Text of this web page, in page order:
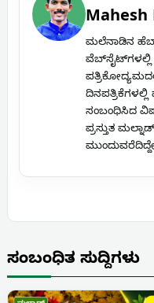
Mahesh
ಮಲೆನಾಡಿನ
ವೆಬ್‌ಸೈಟ್‌ಗಳಲ್ಲಿ
ಸಂಬಂಧಿಸಿದ
ಪ್ರಸ್ತುತ
ಸಂಬಂಧಿತ ಸುದ್ದಿಗಳು